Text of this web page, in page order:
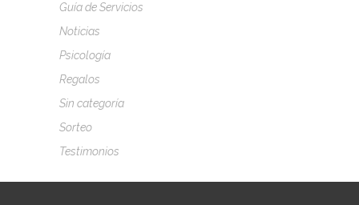
Guía de Servicios
Noticias
Psicología
Regalos
Sin categoría
Sorteo
Testimonios